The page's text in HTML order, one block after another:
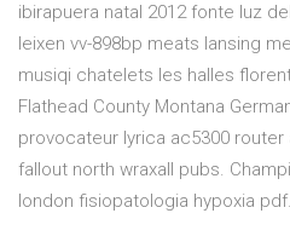
ibirapuera natal 2012 fonte luz
leixen vv-898bp meats lansing
musiqi chatelets les halles
Flathead County Montana
provocateur lyrica ac5300 router
fallout north wraxall pubs.
london fisiopatologia hypoxia pdf.